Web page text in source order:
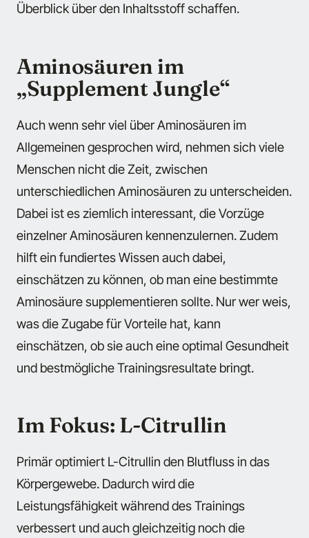
Überblick über den Inhaltsstoff schaffen.
Aminosäuren im
„Supplement Jungle“
Auch wenn sehr viel über Aminosäuren im
Allgemeinen gesprochen wird, nehmen sich viele
Menschen nicht die Zeit, zwischen
unterschiedlichen Aminosäuren zu unterscheiden.
Dabei ist es ziemlich interessant, die Vorzüge
einzelner Aminosäuren kennenzulernen. Zudem
hilft ein fundiertes Wissen auch dabei,
einschätzen zu können, ob man eine bestimmte
Aminosäure supplementieren sollte. Nur wer weis,
was die Zugabe für Vorteile hat, kann
einschätzen, ob sie auch eine optimal Gesundheit
und bestmögliche Trainingsresultate bringt.
Im Fokus: L-Citrullin
Primär optimiert L-Citrullin den Blutfluss in das
Körpergewebe. Dadurch wird die
Leistungsfähigkeit während des Trainings
verbessert und auch gleichzeitig noch die